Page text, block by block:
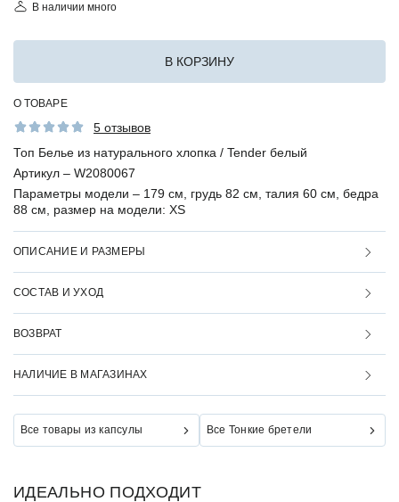
В наличии много
В КОРЗИНУ
О ТОВАРЕ
5 отзывов
Топ Белье из натурального хлопка / Tender белый
Артикул – W2080067
Параметры модели – 179 см, грудь 82 см, талия 60 см, бедра
88 см, размер на модели: XS
ОПИСАНИЕ И РАЗМЕРЫ
СОСТАВ И УХОД
ВОЗВРАТ
НАЛИЧИЕ В МАГАЗИНАХ
Все товары из капсулы Все Тонкие бретели
ИДЕАЛЬНО ПОДХОДИТ